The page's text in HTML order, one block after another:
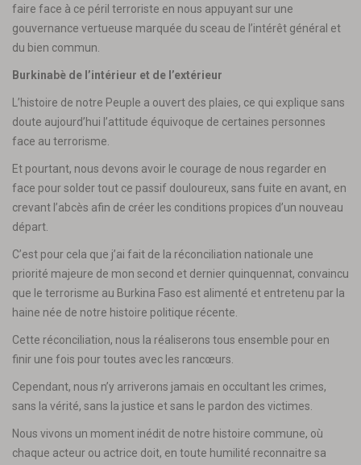
faire face à ce péril terroriste en nous appuyant sur une
gouvernance vertueuse marquée du sceau de l’intérêt général et
du bien commun.
Burkinabè de l’intérieur et de l’extérieur
L’histoire de notre Peuple a ouvert des plaies, ce qui explique sans
doute aujourd’hui l’attitude équivoque de certaines personnes
face au terrorisme.
Et pourtant, nous devons avoir le courage de nous regarder en
face pour solder tout ce passif douloureux, sans fuite en avant, en
crevant l’abcès afin de créer les conditions propices d’un nouveau
départ.
C’est pour cela que j’ai fait de la réconciliation nationale une
priorité majeure de mon second et dernier quinquennat, convaincu
que le terrorisme au Burkina Faso est alimenté et entretenu par la
haine née de notre histoire politique récente.
Cette réconciliation, nous la réaliserons tous ensemble pour en
finir une fois pour toutes avec les rancœurs.
Cependant, nous n’y arriverons jamais en occultant les crimes,
sans la vérité, sans la justice et sans le pardon des victimes.
Nous vivons un moment inédit de notre histoire commune, où
chaque acteur ou actrice doit, en toute humilité reconnaitre sa